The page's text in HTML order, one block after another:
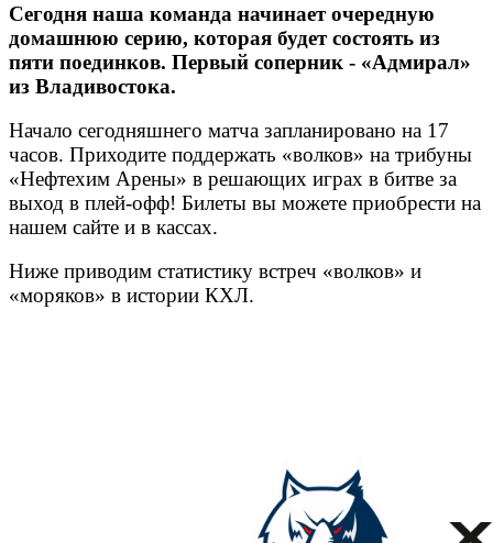
Сегодня наша команда начинает очередную
домашнюю серию, которая будет состоять из
пяти поединков. Первый соперник - «Адмирал»
из Владивостока.
Начало сегодняшнего матча запланировано на 17
часов. Приходите поддержать «волков» на трибуны
«Нефтехим Арены» в решающих играх в битве за
выход в плей-офф! Билеты вы можете приобрести на
нашем сайте и в кассах.
Ниже приводим статистику встреч «волков» и
«моряков» в истории КХЛ.